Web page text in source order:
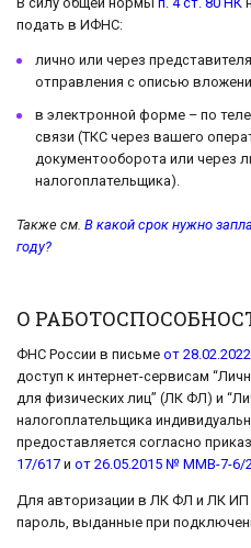
подать в ИФНС:
лично или через
отправления с описью
в электронной форме – по
связи (ТКС через вашего
документооборота или через
налогоплательщика).
Также см. В какой срок нужно
году?
О
ФНС России в письме от
доступ к интернет-сервисам
для физических лиц” (ЛК ФЛ) и
налогоплательщика
предоставляется согласно
17/617 и от 26.05.2015 № ММВ-7-6/
Для авторизации в ЛК ФЛ и ЛК ИП
пароль, выданные при